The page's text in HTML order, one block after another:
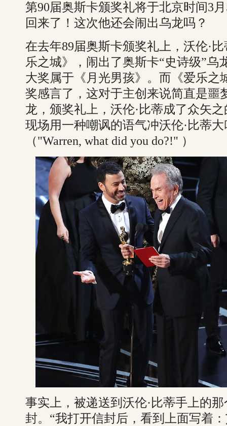
第90届奥斯卡颁奖礼将于北京时间3
回来了！这次他还会闹出乌龙吗？
在去年89届奥斯卡颁奖礼上，沃伦·
乐之城》，闹出了奥斯卡“史诗级”乌
大奖属于《月光男孩》。而《爱乐之
奖感言了，这对于主创来说简直是噩
龙，颁奖礼上，沃伦·比蒂成了众矢
现场用一种嘲讽的语气冲沃伦·比蒂
（"Warren, what did you do?!" ）
事实上，被递送到沃伦·比蒂手上的
封。“我打开信封后，看到上面写着